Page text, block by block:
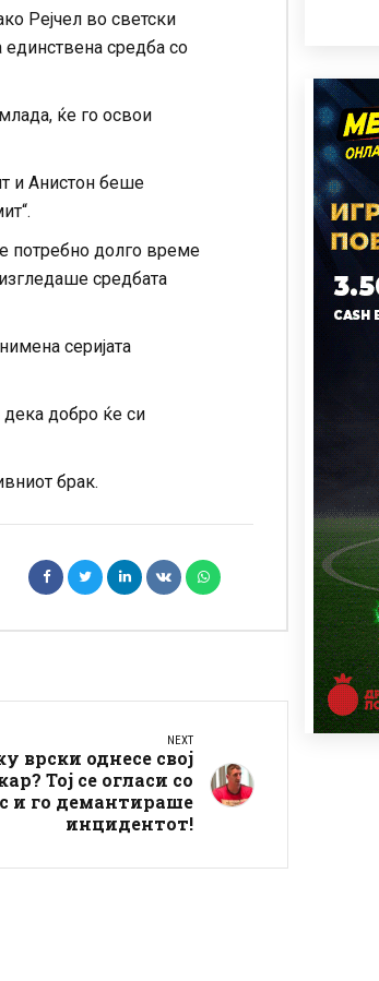
Рејчел во светски
единствена средба со
ќе го освои
и Анистон беше
потребно долго време
средбата
серијата
добро ќе си
брак.
NEXT
врски однесе свој
Тој се огласи со
и го демантираше
инцидентот!